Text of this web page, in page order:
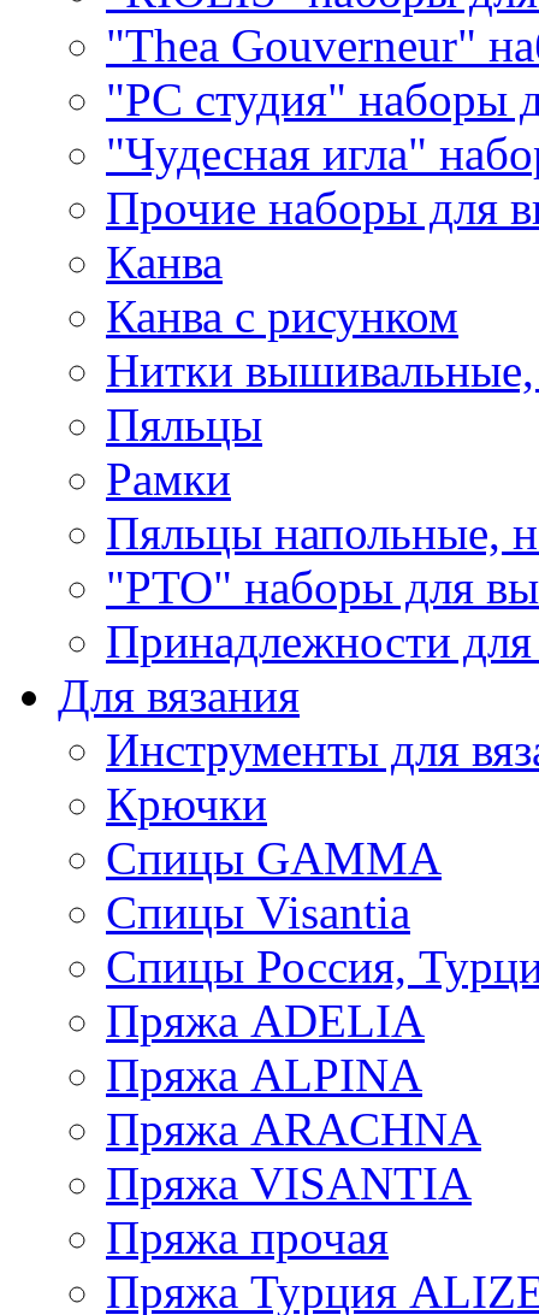
"Thea Gouverneur"
"РС студия" наборы
"Чудесная игла"
Прочие наборы для
Канва
Канва с рисунком
Нитки
Пяльцы
Рамки
Пяльцы напольные,
"РТО" наборы для
Принадлежности
Для вязания
Инструменты для
Крючки
Спицы GAMMA
Спицы Visantia
Спицы Россия,
Пряжа ADELIA
Пряжа ALPINA
Пряжа ARACHNA
Пряжа VISANTIA
Пряжа прочая
Пряжа Турция